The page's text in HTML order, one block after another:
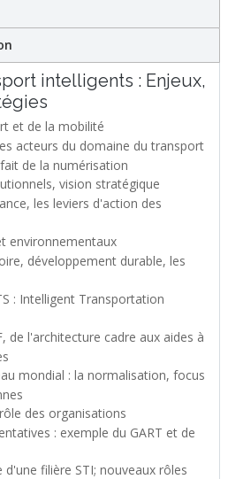
intelligents : Enjeux,
et de la mobilité
acteurs du domaine du transport
de la numérisation
vision stratégique
les leviers d'action des
environnementaux
développement durable, les
: Intelligent Transportation
de l'architecture cadre aux aides à
mondial : la normalisation, focus
des organisations
: exemple du GART et de
filière STI; nouveaux rôles